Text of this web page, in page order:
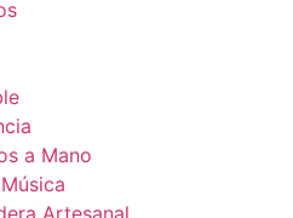
a Mano
Artesanal